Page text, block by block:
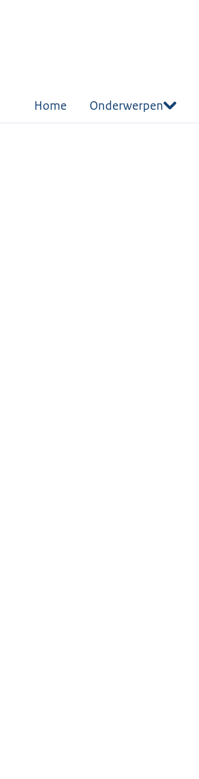
Home Onderwerpen